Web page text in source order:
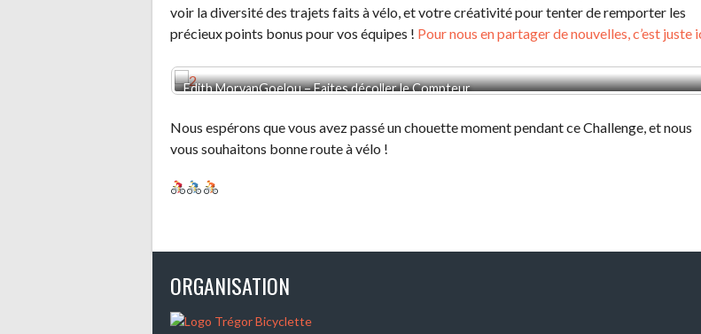
voir la diversité des trajets faits à vélo, et votre créativité pour tenter de remporter les
précieux points bonus pour vos équipes ! Pour nous en partager de nouvelles, c’est juste
Edith MorvanGoelou – Faites décoller le Compteur
Nous espérons que vous avez passé un chouette moment pendant ce Challenge, et nous
vous souhaitons bonne route à vélo !
ORGANISATION